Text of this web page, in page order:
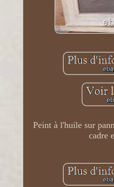
Peint à l'huile sur
cadre